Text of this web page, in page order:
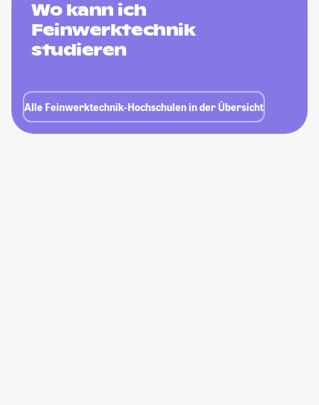
Wo kann ich
Feinwerktechnik
studieren
Alle Feinwerktechnik-Hochschulen in der Übersicht